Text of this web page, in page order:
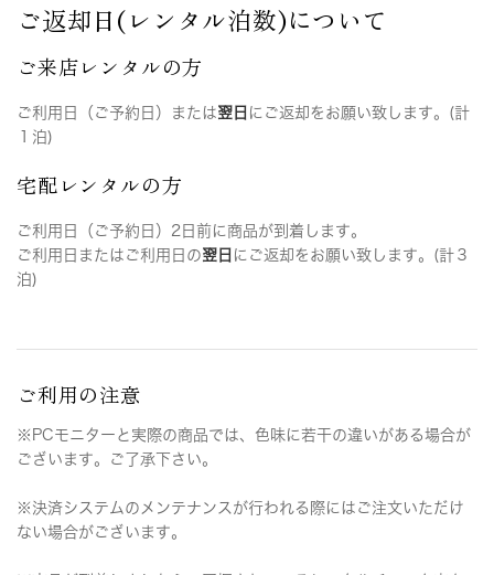
ご返却日(レンタル泊数)について
ご来店レンタルの方
ご利用日（ご予約日）または翌日 にご返却をお願い致します。(計
１泊)
宅配レンタルの方
ご利用日（ご予約日）2日前に商品が到着します。
ご利用日またはご利用日の翌日 にご返却をお願い致します。(計３
泊)
ご利用の注意
※PCモニターと実際の商品では、色味に若干の違いがある場合が
ございます。ご了承下さい。
※決済システムのメンテナンスが行われる際にはご注文いただけ
ない場合がございます。